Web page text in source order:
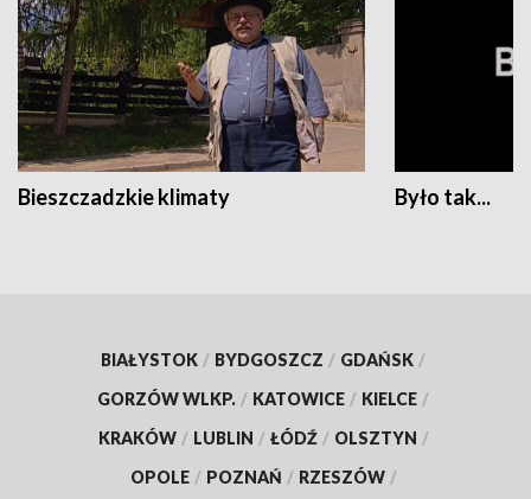
Bieszczadzkie klimaty Było tak...
BIAŁYSTOK / BYDGOSZCZ / GDAŃSK /
GORZÓW WLKP. / KATOWICE / KIELCE /
KRAKÓW / LUBLIN / ŁÓDŹ / OLSZTYN /
OPOLE / POZNAŃ / RZESZÓW /